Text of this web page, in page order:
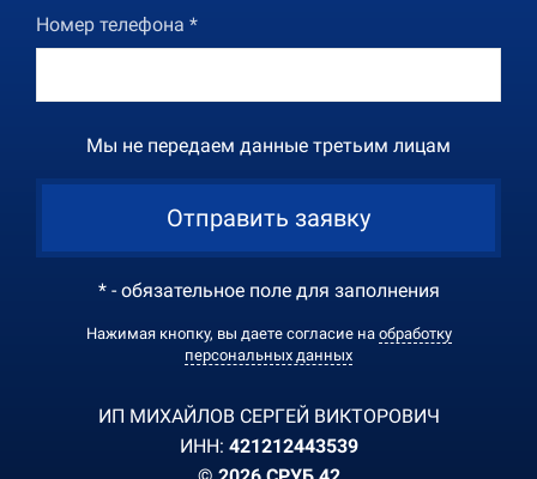
Номер телефона *
Мы не передаем данные третьим лицам
Отправить заявку
* - обязательное поле для заполнения
Нажимая кнопку, вы даете согласие на обработку
персональных данных
ИП МИХАЙЛОВ СЕРГЕЙ ВИКТОРОВИЧ
ИНН: 421212443539